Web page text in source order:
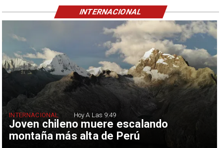
Joven chileno muere escalando
montaña más alta de Perú
INTERNACIONAL Hoy A Las 9:49
INTERNACIONAL